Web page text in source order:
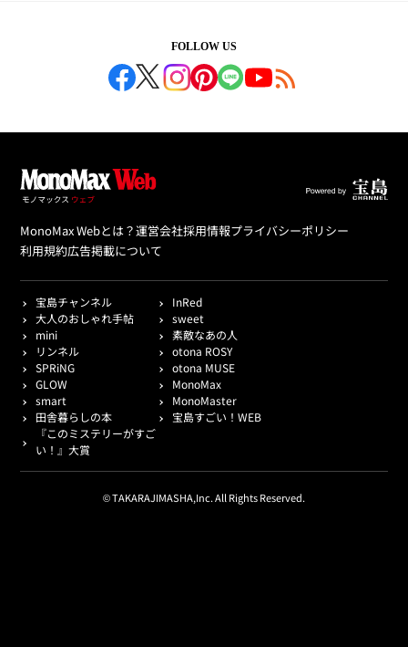
FOLLOW US
MonoMax Webとは？運営会社採用情報プライバシーポリシー
利用規約広告掲載について
宝島チャンネル
InRed
大人のおしゃれ手帖
sweet
mini
素敵なあの人
リンネル
otona ROSY
SPRiNG
otona MUSE
GLOW
MonoMax
smart
MonoMaster
田舎暮らしの本
宝島すごい！WEB
『このミステリーがすご
い！』大賞
© TAKARAJIMASHA,Inc. All Rights Reserved.